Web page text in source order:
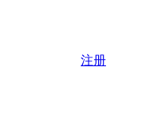
注册